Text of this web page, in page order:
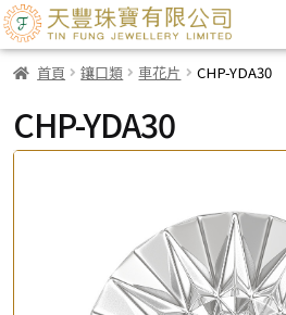
首頁 鑲口類 車花片 CHP-YDA30
CHP-YDA30